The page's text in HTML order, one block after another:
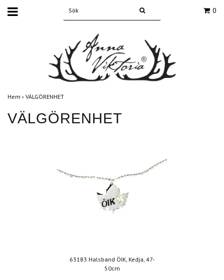
0
Hem › VÄLGÖRENHET
VÄLGÖRENHET
63183 Halsband ÖIK, Kedja, 47-
50cm